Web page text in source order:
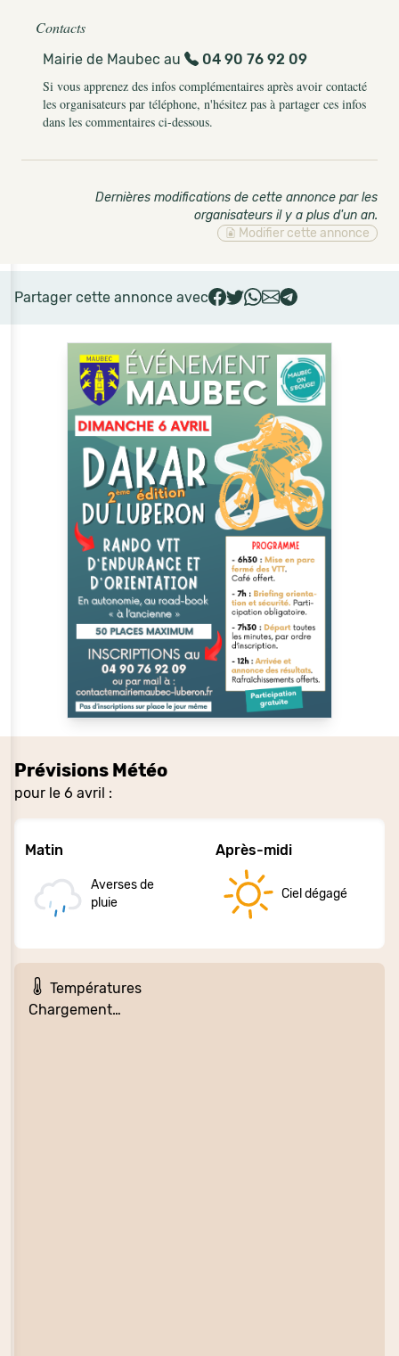
Prévisions Météo
pour le 6 avril :
Matin
Averses de
pluie
Après-midi
Ciel dégagé
Températures
Chargement…
Contacts
Mairie de Maubec au
04 90 76 92 09
Si vous apprenez des infos complémentaires après avoir contacté
les organisateurs par téléphone, n'hésitez pas à partager ces infos
dans les commentaires ci-dessous.
Dernières modifications de cette annonce par les
organisateurs il y a plus d'un an.
Modifier cette annonce
Partager cette annonce avec